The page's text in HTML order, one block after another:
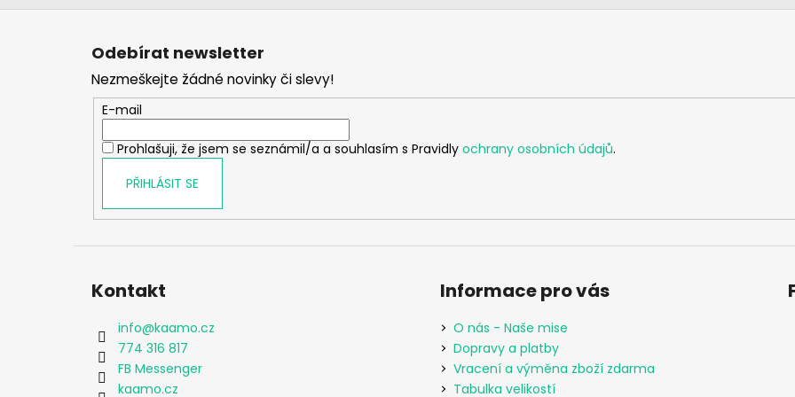
Z
Odebírat newsletter
Nezmeškejte žádné novinky či slevy!
E-mail
Prohlašuji, že jsem se seznámil/a a souhlasím s Pravidly ochrany osobních údajů.
PŘIHLÁSIT SE
Kontakt
info@kaamo.cz
774 316 817
FB Messenger
kaamo.cz
Informace pro vás
O nás - Naše mise
Dopravy a platby
Vracení a výměna zboží zdarma
Tabulka velikostí